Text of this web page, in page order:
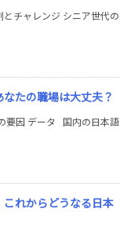
チャレンジ シニア世代の
たの職場は大丈夫？
要因 データ 国内の日本語
れからどうなる日本